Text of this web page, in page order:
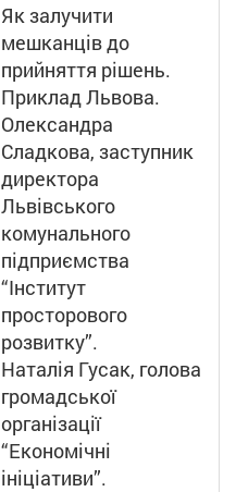
Як залучити
мешканців до
прийняття рішень.
Приклад Львова.
Олександра
Сладкова, заступник
директора
Львівського
комунального
підприємства
“Інститут
просторового
розвитку”.
Наталія Гусак, голова
громадської
організації
“Економічні
ініціативи”.